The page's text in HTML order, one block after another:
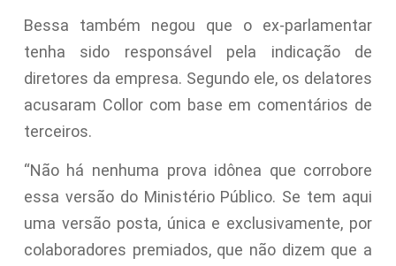
Bessa também negou que o ex-parlamentar
tenha sido responsável pela indicação de
diretores da empresa. Segundo ele, os delatores
acusaram Collor com base em comentários de
terceiros.
“Não há nenhuma prova idônea que corrobore
essa versão do Ministério Público. Se tem aqui
uma versão posta, única e exclusivamente, por
colaboradores premiados, que não dizem que a